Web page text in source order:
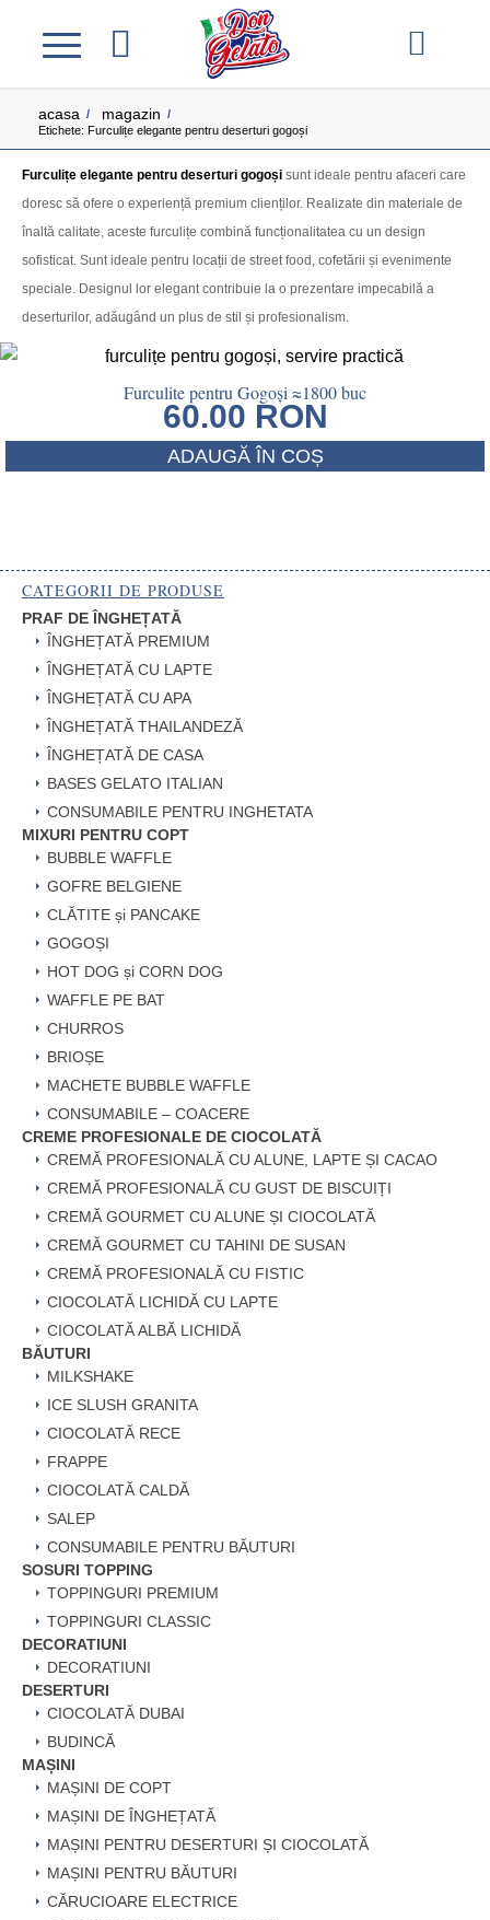
acasa / magazin /
Etichete: Furculițe elegante pentru deserturi gogoși
Furculițe elegante pentru deserturi gogoși sunt ideale pentru afaceri care
doresc să ofere o experiență premium clienților. Realizate din materiale de
înaltă calitate, aceste furculițe combină funcționalitatea cu un design
sofisticat. Sunt ideale pentru locații de street food, cofetării și evenimente
speciale. Designul lor elegant contribuie la o prezentare impecabilă a
deserturilor, adăugând un plus de stil și profesionalism.
Furculite pentru Gogoși ≈1800 buc
60.00 RON
ADAUGĂ ÎN COȘ
CATEGORII DE PRODUSE
PRAF DE ÎNGHEȚATĂ
ÎNGHEȚATĂ PREMIUM
ÎNGHEȚATĂ CU LAPTE
ÎNGHEȚATĂ CU APA
ÎNGHEȚATĂ THAILANDEZĂ
ÎNGHEȚATĂ DE CASA
BASES GELATO ITALIAN
CONSUMABILE PENTRU INGHETATA
MIXURI PENTRU COPT
BUBBLE WAFFLE
GOFRE BELGIENE
CLĂTITE și PANCAKE
GOGOȘI
HOT DOG și CORN DOG
WAFFLE PE BAT
CHURROS
BRIOȘE
MACHETE BUBBLE WAFFLE
CONSUMABILE – COACERE
CREME PROFESIONALE DE CIOCOLATĂ
CREMĂ PROFESIONALĂ CU ALUNE, LAPTE ȘI CACAO
CREMĂ PROFESIONALĂ CU GUST DE BISCUIȚI
CREMĂ GOURMET CU ALUNE ȘI CIOCOLATĂ
CREMĂ GOURMET CU TAHINI DE SUSAN
CREMĂ PROFESIONALĂ CU FISTIC
CIOCOLATĂ LICHIDĂ CU LAPTE
CIOCOLATĂ ALBĂ LICHIDĂ
BĂUTURI
MILKSHAKE
ICE SLUSH GRANITA
CIOCOLATĂ RECE
FRAPPE
CIOCOLATĂ CALDĂ
SALEP
CONSUMABILE PENTRU BĂUTURI
SOSURI TOPPING
TOPPINGURI PREMIUM
TOPPINGURI CLASSIC
DECORATIUNI
DECORATIUNI
DESERTURI
CIOCOLATĂ DUBAI
BUDINCĂ
MAȘINI
MAȘINI DE COPT
MAȘINI DE ÎNGHEȚATĂ
MAȘINI PENTRU DESERTURI ȘI CIOCOLATĂ
MAȘINI PENTRU BĂUTURI
CĂRUCIOARE ELECTRICE